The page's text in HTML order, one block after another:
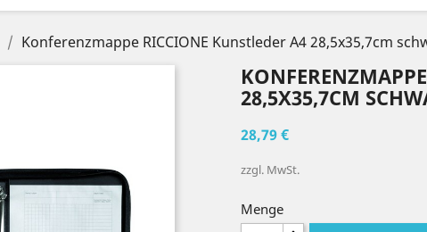
Konferenzmappe RICCIONE Kunstleder A4 28,5x35,7cm
28,5X35,7CM
28,79 €
zzgl. MwSt.
Menge